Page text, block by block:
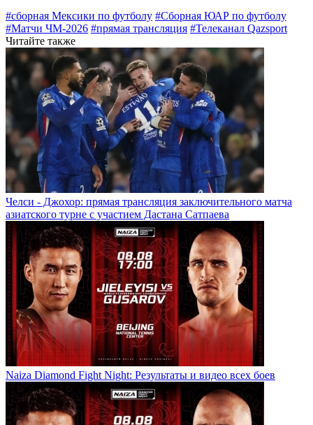
#сборная Мексики по футболу #Сборная ЮАР по футболу
#Матчи ЧМ-2026 #прямая трансляция #Телеканал Qazsport
Читайте также
Челси - Джохор: прямая трансляция заключительного матча
азиатского турне с участием Дастана Сатпаева
Naiza Diamond Fight Night: Результаты и видео всех боев